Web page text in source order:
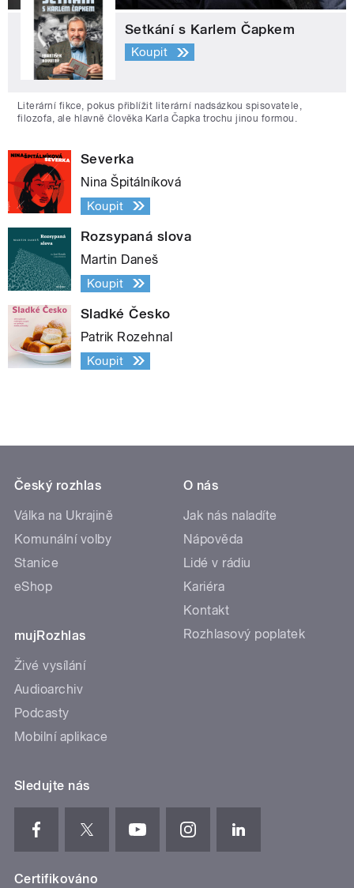
Setkání s Karlem Čapkem
Koupit
Literární fikce, pokus přiblížit literární nadsázkou spisovatele,
filozofa, ale hlavně člověka Karla Čapka trochu jinou formou.
Severka
Nina Špitálníková
Koupit
Rozsypaná slova
Martin Daneš
Koupit
Sladké Česko
Patrik Rozehnal
Koupit
Český rozhlas
Válka na Ukrajině
Komunální volby
Stanice
eShop
mujRozhlas
Živé vysílání
Audioarchiv
Podcasty
Mobilní aplikace
O nás
Jak nás naladíte
Nápověda
Lidé v rádiu
Kariéra
Kontakt
Rozhlasový poplatek
Sledujte nás
Certifikováno